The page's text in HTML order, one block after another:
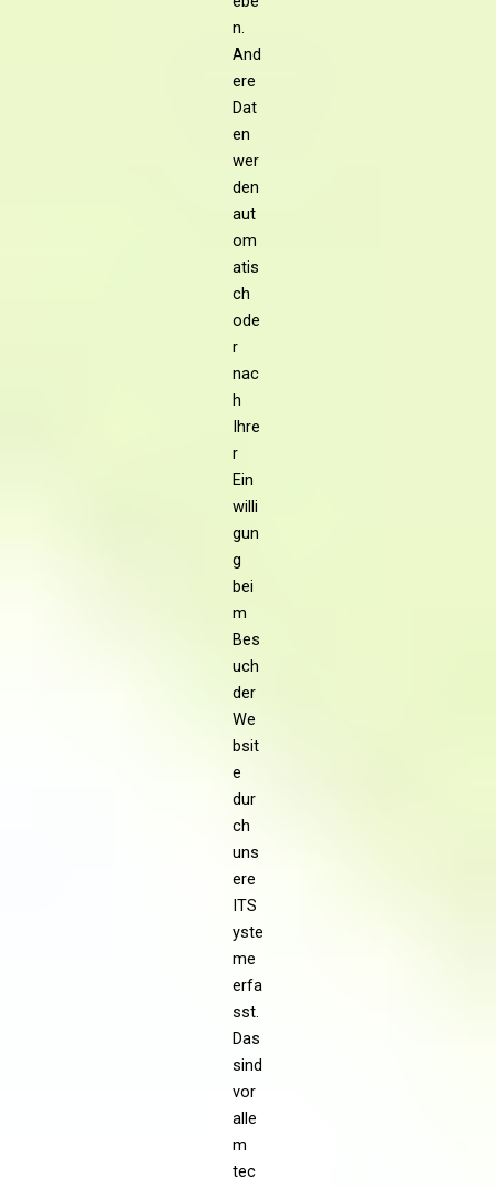
n.
And
ere
Dat
en
wer
den
aut
om
atis
ch
ode
r
nac
h
Ihre
r
Ein
willi
gun
g
bei
m
Bes
uch
der
We
bsit
e
dur
ch
uns
ere
ITS
yste
me
erfa
sst.
Das
sind
vor
alle
m
tec